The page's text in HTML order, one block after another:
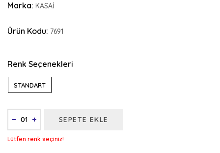
Marka: KASAİ
Ürün Kodu: 7691
Renk Seçenekleri
STANDART
SEPETE EKLE
Lütfen renk seçiniz!